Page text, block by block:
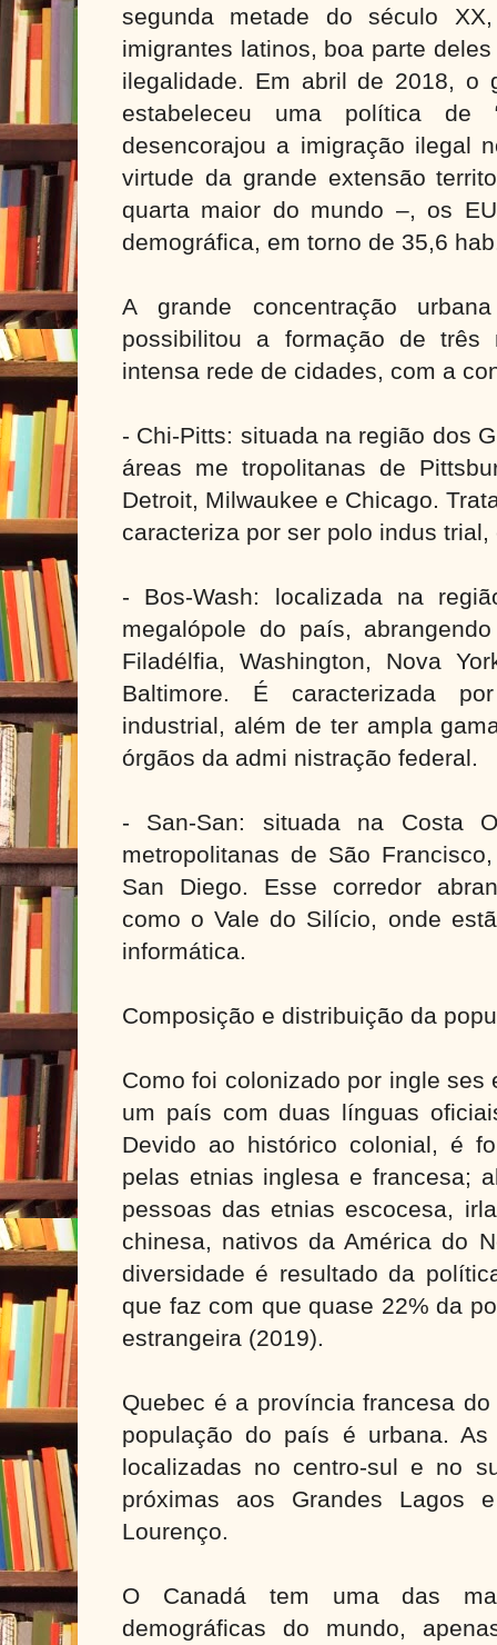
segunda metade do século
imigrantes latinos, boa parte
ilegalidade. Em abril de 2018, o
estabeleceu uma política de
desencorajou a imigração ilegal
virtude da grande extensão
quarta maior do mundo –, os
demográfica, em torno de 35,6
A grande concentração
possibilitou a formação de três
intensa rede de cidades, com a
- Chi-Pitts: situada na região dos
áreas me tropolitanas de
Detroit, Milwaukee e Chicago.
caracteriza por ser polo indus
- Bos-Wash: localizada na
megalópole do país,
Filadélfia, Washington, Nova
Baltimore. É caracterizada
industrial, além de ter ampla
órgãos da admi nistração federal.
- San-San: situada na Costa
metropolitanas de São
San Diego. Esse corredor
como o Vale do Silício, onde
informática.
Composição e distribuição da
Como foi colonizado por ingle ses
um país com duas línguas
Devido ao histórico colonial, é
pelas etnias inglesa e francesa;
pessoas das etnias escocesa,
chinesa, nativos da América do
diversidade é resultado da
que faz com que quase 22% da
estrangeira (2019).
Quebec é a província francesa
população do país é urbana.
localizadas no centro-sul e no
próximas aos Grandes Lagos
Lourenço.
O Canadá tem uma das
demográficas do mundo,